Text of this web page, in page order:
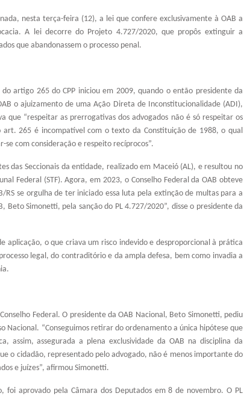
nesta terça-feira (12), a lei que confere exclusivamente à OAB a
A lei decorre do Projeto 4.727/2020, que propôs extinguir a
que abandonassem o processo penal.
artigo 265 do CPP iniciou em 2009, quando o então presidente da
o ajuizamento de uma Ação Direta de Inconstitucionalidade (ADI),
que “respeitar as prerrogativas dos advogados não é só respeitar os
265 é incompatível com o texto da Constituição de 1988, o qual
com consideração e respeito recíprocos”.
das Seccionais da entidade, realizado em Maceió (AL), e resultou no
Federal (STF). Agora, em 2023, o Conselho Federal da OAB obteve
RS se orgulha de ter iniciado essa luta pela extinção de multas para a
Beto Simonetti, pela sanção do PL 4.727/2020”, disse o presidente da
aplicação, o que criava um risco indevido e desproporcional à prática
legal, do contraditório e da ampla defesa, bem como invadia a
Federal. O presidente da OAB Nacional, Beto Simonetti, pediu
Nacional. “Conseguimos retirar do ordenamento a única hipótese que
assim, assegurada a plena exclusividade da OAB na disciplina da
o cidadão, representado pelo advogado, não é menos importante do
e juízes”, afirmou Simonetti.
foi aprovado pela Câmara dos Deputados em 8 de novembro. O PL